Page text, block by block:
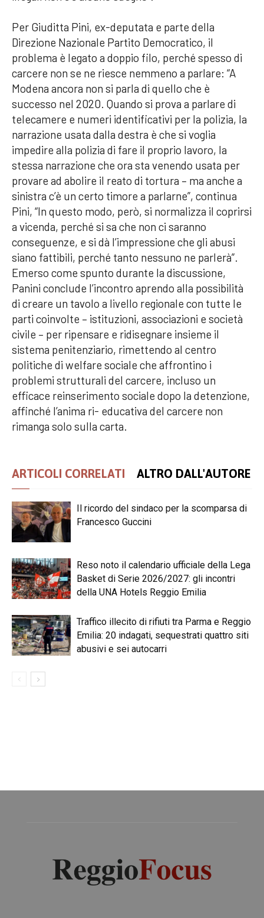
Per Giuditta Pini, ex-deputata e parte della
Direzione Nazionale Partito Democratico, il
problema è legato a doppio filo, perché spesso di
carcere non se ne riesce nemmeno a parlare: “A
Modena ancora non si parla di quello che è
successo nel 2020. Quando si prova a parlare di
telecamere e numeri identificativi per la polizia, la
narrazione usata dalla destra è che si voglia
impedire alla polizia di fare il proprio lavoro, la
stessa narrazione che ora sta venendo usata per
provare ad abolire il reato di tortura – ma anche a
sinistra c’è un certo timore a parlarne”, continua
Pini, “In questo modo, però, si normalizza il coprirsi
a vicenda, perché si sa che non ci saranno
conseguenze, e si dà l’impressione che gli abusi
siano fattibili, perché tanto nessuno ne parlerà”.
Emerso come spunto durante la discussione,
Panini conclude l’incontro aprendo alla possibilità
di creare un tavolo a livello regionale con tutte le
parti coinvolte – istituzioni, associazioni e società
civile – per ripensare e ridisegnare insieme il
sistema penitenziario, rimettendo al centro
politiche di welfare sociale che affrontino i
problemi strutturali del carcere, incluso un
efficace reinserimento sociale dopo la detenzione,
affinché l’anima ri- educativa del carcere non
rimanga solo sulla carta.
ARTICOLI CORRELATI ALTRO DALL'AUTORE
Il ricordo del sindaco per la scomparsa di
Francesco Guccini
Reso noto il calendario ufficiale della Lega
Basket di Serie 2026/2027: gli incontri
della UNA Hotels Reggio Emilia
Traffico illecito di rifiuti tra Parma e Reggio
Emilia: 20 indagati, sequestrati quattro siti
abusivi e sei autocarri